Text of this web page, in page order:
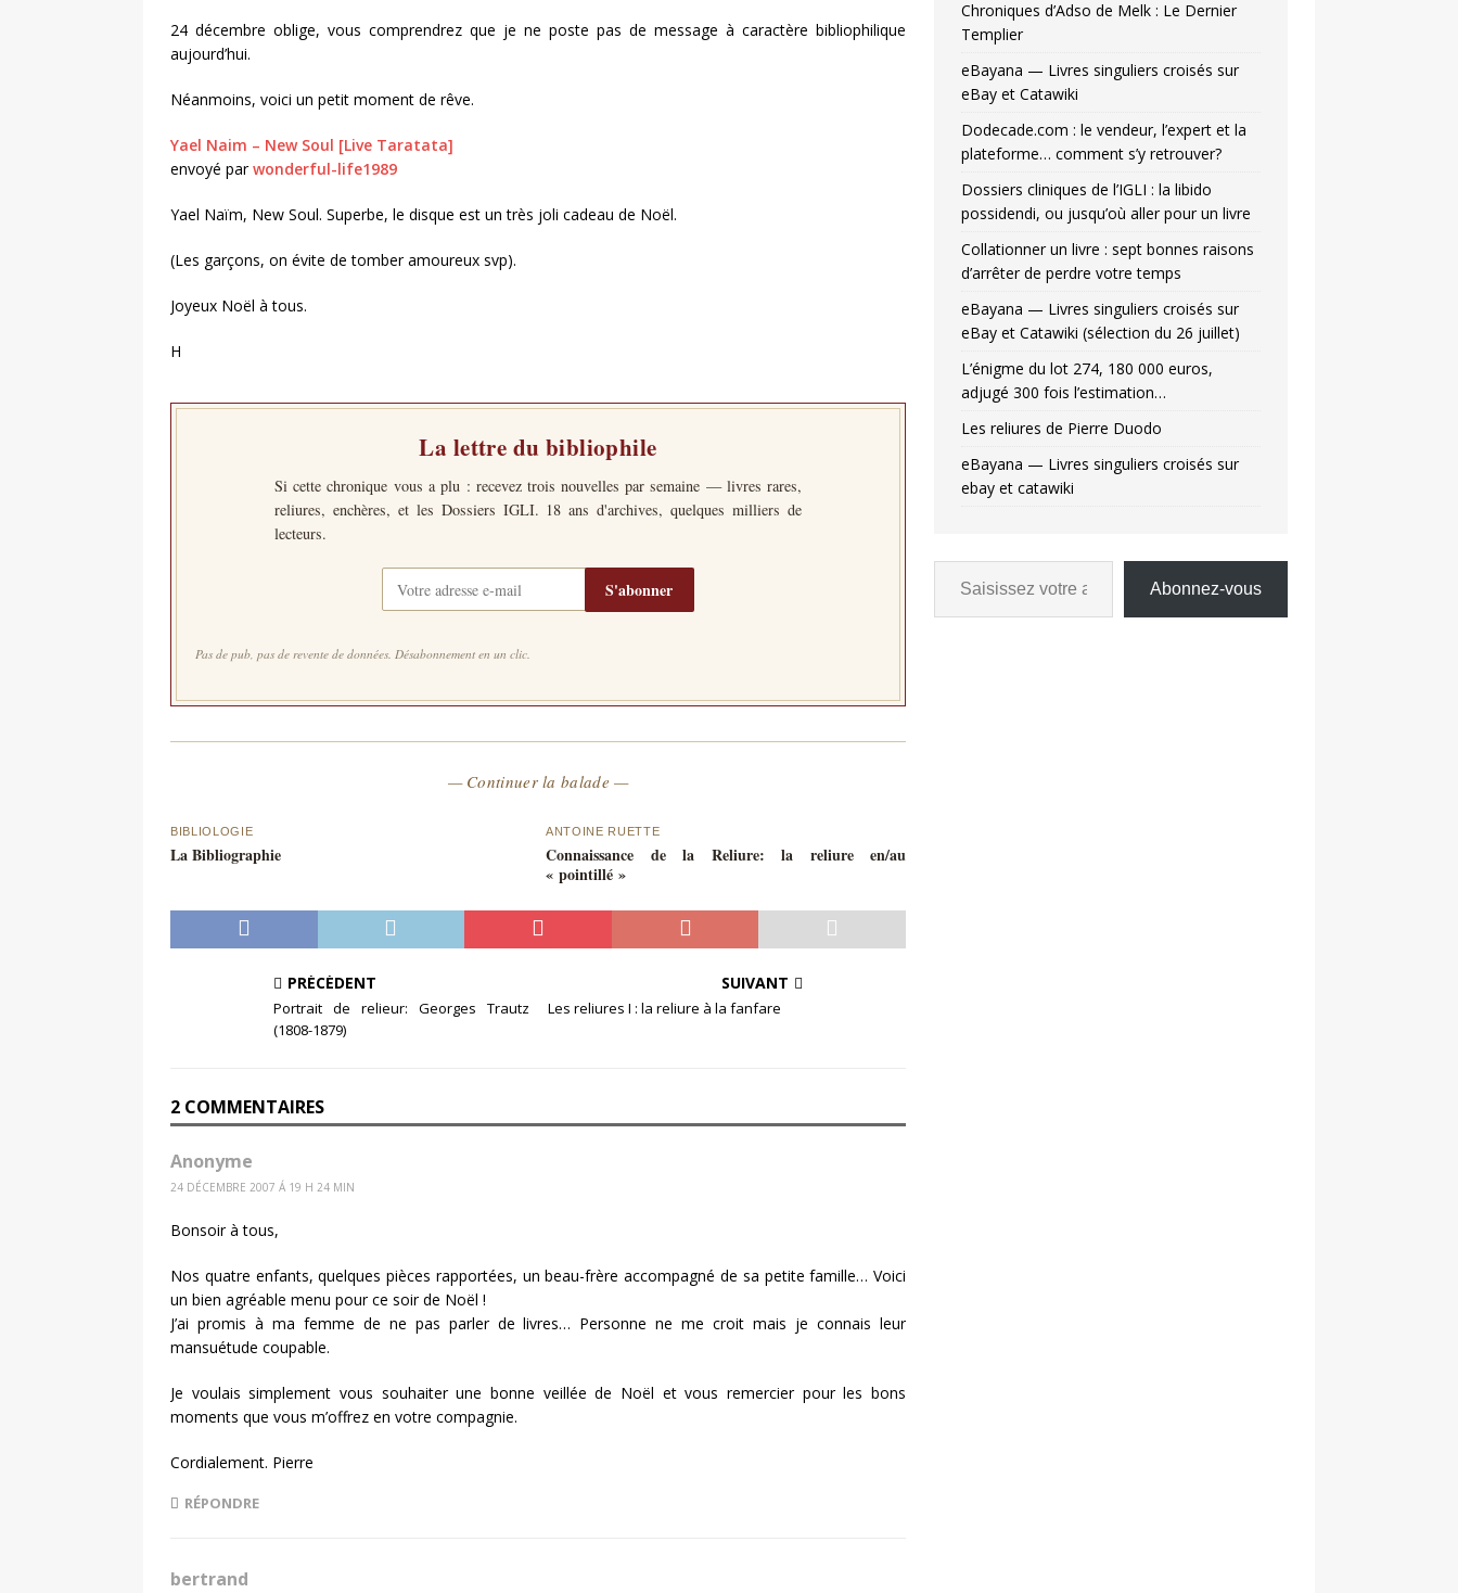
24 décembre oblige, vous comprendrez que je ne poste pas de message à caractère bibliophilique
aujourd’hui.
Néanmoins, voici un petit moment de rêve.
Yael Naim – New Soul [Live Taratata]
envoyé parwonderful-life1989
Yael Naïm, New Soul. Superbe, le disque est un très joli cadeau de Noël.
(Les garçons, on évite de tomber amoureux svp).
Joyeux Noël à tous.
H
La lettre du bibliophile
Si cette chronique vous a plu : recevez trois nouvelles par semaine — livres rares,
reliures, enchères, et les Dossiers IGLI. 18 ans d'archives, quelques milliers de
lecteurs.
S'abonner
Pas de pub, pas de revente de données. Désabonnement en un clic.
— Continuer la balade —
BIBLIOLOGIE
La Bibliographie
ANTOINE RUETTE
Connaissance de la Reliure: la reliure en/au
« pointillé »
PRÉCÉDENT
Portrait de relieur: Georges Trautz
(1808-1879)
SUIVANT
Les reliures I : la reliure à la fanfare
2 COMMENTAIRES
Anonyme
24 DÉCEMBRE 2007 Á 19 H 24 MIN
Bonsoir à tous,
Nos quatre enfants, quelques pièces rapportées, un beau-frère accompagné de sa petite famille… Voici
un bien agréable menu pour ce soir de Noël !
J’ai promis à ma femme de ne pas parler de livres… Personne ne me croit mais je connais leur
mansuétude coupable.
Je voulais simplement vous souhaiter une bonne veillée de Noël et vous remercier pour les bons
moments que vous m’offrez en votre compagnie.
Cordialement. Pierre
RÉPONDRE
bertrand
Chroniques d’Adso de Melk : Le Dernier
Templier
eBayana — Livres singuliers croisés sur
eBay et Catawiki
Dodecade.com : le vendeur, l’expert et la
plateforme… comment s’y retrouver?
Dossiers cliniques de l’IGLI : la libido
possidendi, ou jusqu’où aller pour un livre
Collationner un livre : sept bonnes raisons
d’arrêter de perdre votre temps
eBayana — Livres singuliers croisés sur
eBay et Catawiki (sélection du 26 juillet)
L’énigme du lot 274, 180 000 euros,
adjugé 300 fois l’estimation…
Les reliures de Pierre Duodo
eBayana — Livres singuliers croisés sur
ebay et catawiki
Abonnez-vous